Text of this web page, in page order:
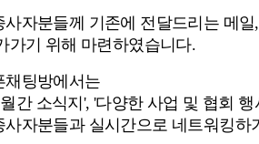
자분들께 기존에 전달드리는 메
가기 위해 마련하였습니다.
채팅방에서는
간 소식지', '다양한 사업 및 협회
자분들과 실시간으로 네트워킹하